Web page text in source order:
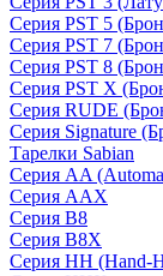
Серия PST 5
Серия PST 7
Серия PST 8
Серия PST X
Серия RUDE
Серия Signature
Тарелки Sabian
Серия AA
Серия AAX
Серия B8
Серия B8X
Серия HH (Hand-